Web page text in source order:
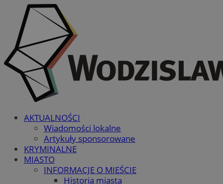
AKTUALNOŚCI
Wiadomości lokalne
Artykuły sponsorowane
KRYMINALNE
MIASTO
INFORMACJE O MIEŚCIE
Historia miasta